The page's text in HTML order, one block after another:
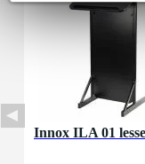
Innox ILA 01